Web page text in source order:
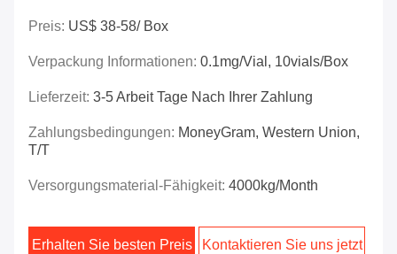
Preis: US$ 38-58/ Box
Verpackung Informationen: 0.1mg/vial, 10vials/box
Lieferzeit: 3-5 Arbeit Tage Nach Ihrer Zahlung
Zahlungsbedingungen: MoneyGram, Western Union,
T/T
Versorgungsmaterial-Fähigkeit: 4000kg/month
Erhalten Sie besten Preis Kontaktieren Sie uns jetzt